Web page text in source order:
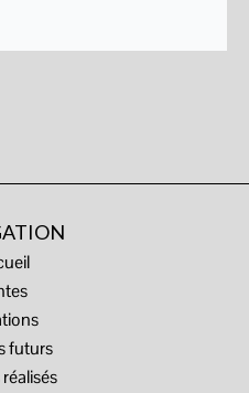
futurs